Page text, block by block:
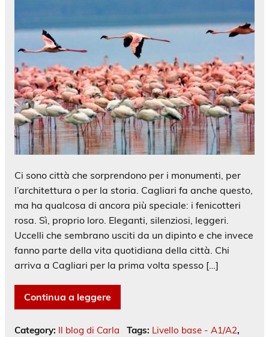
Ci sono città che sorprendono per i monumenti, per
l’architettura o per la storia. Cagliari fa anche questo,
ma ha qualcosa di ancora più speciale: i fenicotteri
rosa. Sì, proprio loro. Eleganti, silenziosi, leggeri.
Uccelli che sembrano usciti da un dipinto e che invece
fanno parte della vita quotidiana della città. Chi
arriva a Cagliari per la prima volta spesso […]
Continua a leggere
Category: Il blog di Carla Tags: Livello base - A1/A2,